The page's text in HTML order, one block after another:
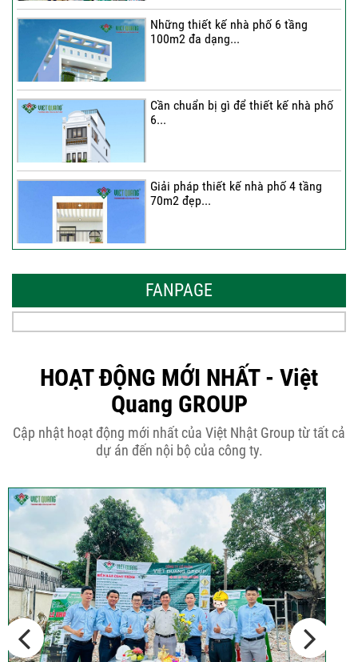
Những thiết kế nhà phố 6 tầng
100m2 đa dạng...
Cần chuẩn bị gì để thiết kế nhà phố
6...
Giải pháp thiết kế nhà phố 4 tầng
70m2 đẹp...
đẹp, sang...
50m2...
Những điều cần biết khi thiết kế nhà
phố 5...
Cập nhật xu thế thiết kế nhà phố 5
tầng...
Các thiết kế nhà phố 2 tầng 110m2
đơn giản,...
FANPAGE
HOẠT ĐỘNG MỚI NHẤT - Việt
Quang GROUP
Cập nhật hoạt động mới nhất của Việt Nhật Group từ tất cả
dự án đến nội bộ của công ty.